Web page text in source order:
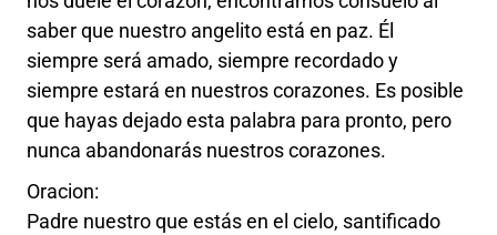
saber que nuestro angelito está en paz. Él
siempre será amado, siempre recordado y
siempre estará en nuestros corazones. Es posible
que hayas dejado esta palabra para pronto, pero
nunca abandonarás nuestros corazones.
Oracion:
Padre nuestro que estás en el cielo, santificado